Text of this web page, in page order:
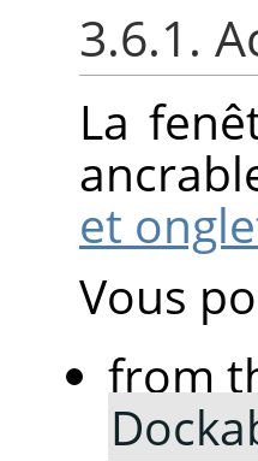
3.6.1.
La
et
Vous
from